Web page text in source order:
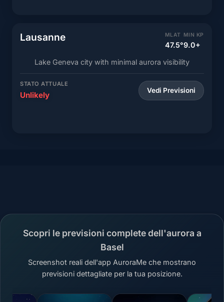
Lausanne MLAT
47.5°
MIN KP
9.0+
Lake Geneva city with minimal aurora visibility
STATO ATTUALE
Unlikely Vedi Previsioni
Scopri le previsioni complete dell'aurora a
Basel
Screenshot reali dell'app AuroraMe che mostrano
previsioni dettagliate per la tua posizione.